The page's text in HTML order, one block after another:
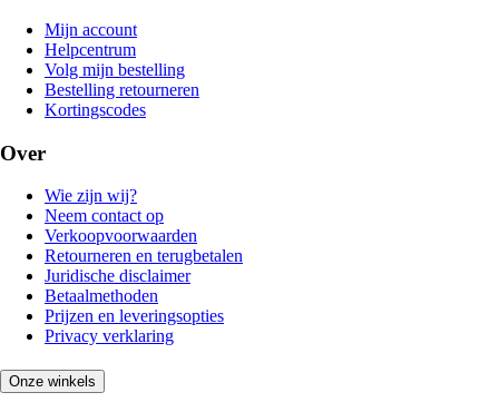
Mijn account
Helpcentrum
Volg mijn bestelling
Bestelling retourneren
Kortingscodes
Over
Wie zijn wij?
Neem contact op
Verkoopvoorwaarden
Retourneren en terugbetalen
Juridische disclaimer
Betaalmethoden
Prijzen en leveringsopties
Privacy verklaring
Onze winkels